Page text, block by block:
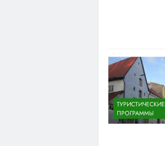
ТУРИСТИЧЕСКИЕ
ПРОГРАММЫ